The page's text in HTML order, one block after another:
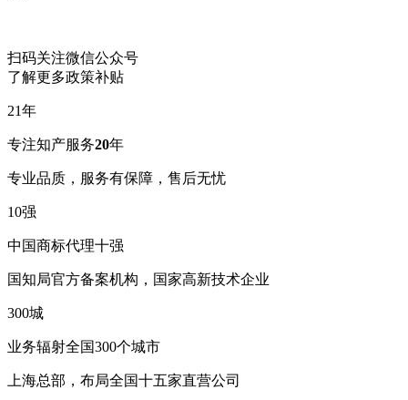
扫码关注微信公众号
了解更多政策补贴
21年
专注知产服务20年
专业品质，服务有保障，售后无忧
10强
中国商标代理十强
国知局官方备案机构，国家高新技术企业
300城
业务辐射全国300个城市
上海总部，布局全国十五家直营公司